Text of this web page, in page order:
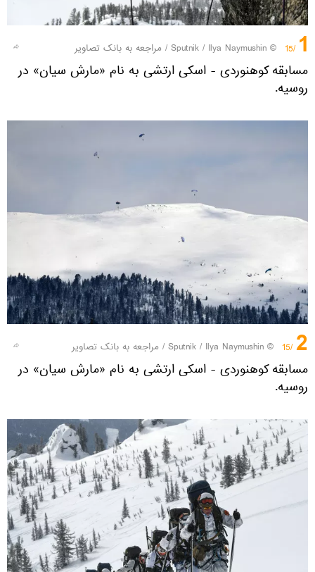
1
/15
© Sputnik / Ilya Naymushin
/ مراجعه به بانک تصاویر
مسابقه کوهنوردی - اسکی ارتشی به نام «مارش سیان» در
روسیه.
2
/15
© Sputnik / Ilya Naymushin
/ مراجعه به بانک تصاویر
مسابقه کوهنوردی - اسکی ارتشی به نام «مارش سیان» در
روسیه.